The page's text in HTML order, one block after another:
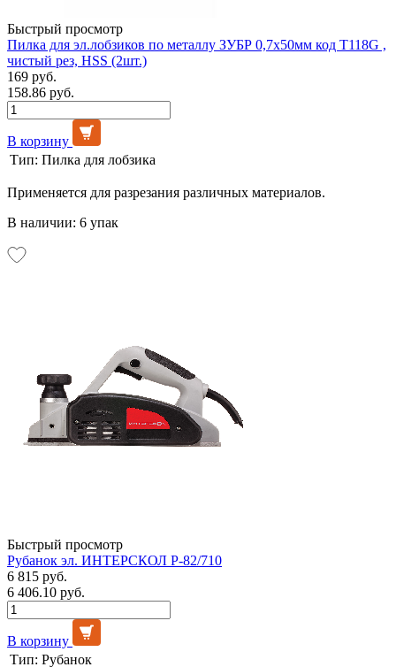
Быстрый просмотр
Пилка для эл.лобзиков по металлу ЗУБР 0,7х50мм код T118G ,
чистый рез, HSS (2шт.)
169 руб.
158.86 руб.
В корзину
Тип: Пилка для лобзика
Применяется для разрезания различных материалов.
В наличии: 6 упак
Быстрый просмотр
Рубанок эл. ИНТЕРСКОЛ Р-82/710
6 815 руб.
6 406.10 руб.
В корзину
Тип: Рубанок